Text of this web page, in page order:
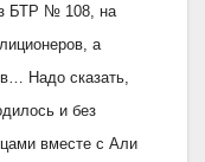
БТР № 108, на
а
Надо сказать,
и без
вместе с Али